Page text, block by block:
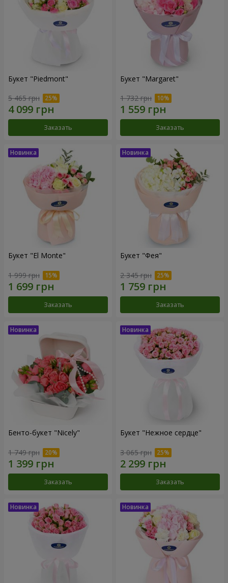
Букет "Piedmont"
5 465 грн
Заказать
Букет "Margaret"
1 732 грн
Заказать
Букет "El Monte"
1 999 грн
Заказать
Букет "Фея"
2 345 грн
Заказать
Бенто-букет "Nicely"
1 749 грн
Заказать
Букет "Нежное сердце"
3 065 грн
Заказать